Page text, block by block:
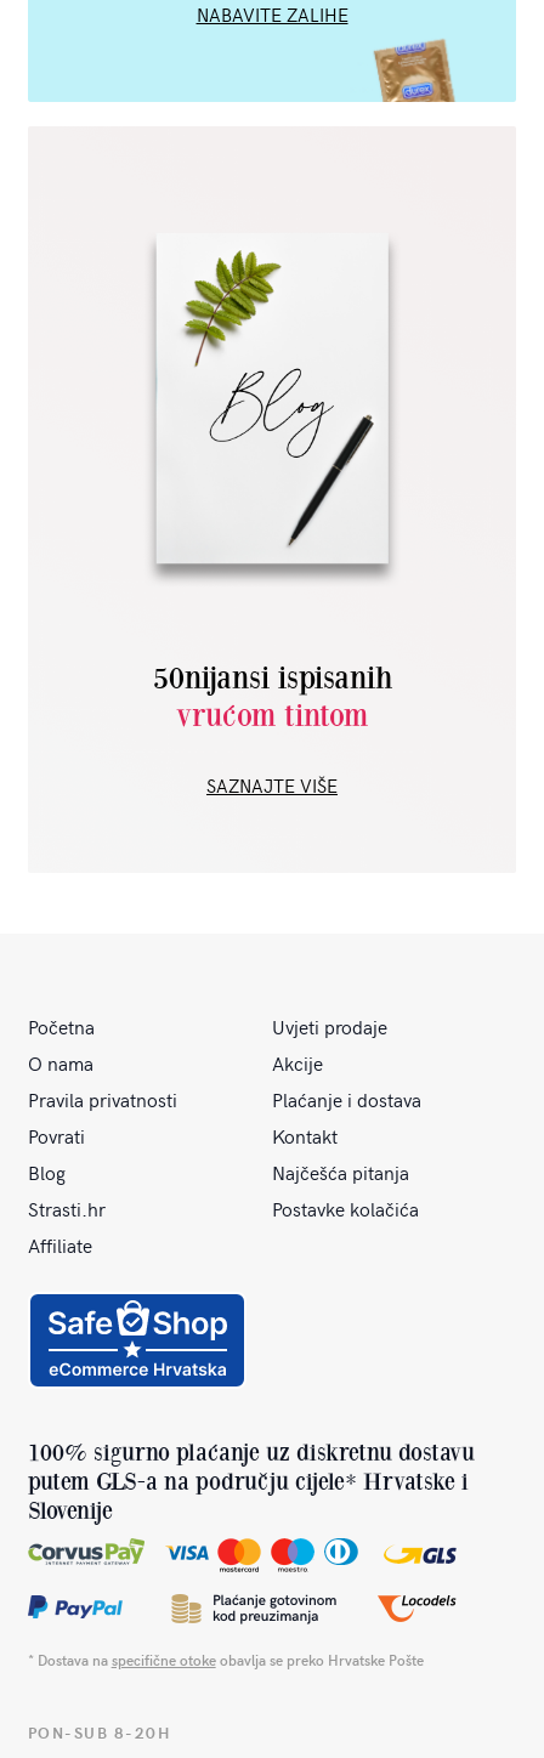
NABAVITE ZALIHE
50nijansi ispisanih
vrućom tintom
SAZNAJTE VIŠE
Početna
Uvjeti prodaje
O nama
Akcije
Pravila privatnosti
Plaćanje i dostava
Povrati
Kontakt
Blog
Najčešća pitanja
Strasti.hr
Postavke kolačića
Affiliate
100% sigurno plaćanje uz diskretnu dostavu
putem GLS-a na području cijele* Hrvatske i
Slovenije
* Dostava naspecifične otokeobavlja se preko Hrvatske Pošte
PON-SUB 8-20H